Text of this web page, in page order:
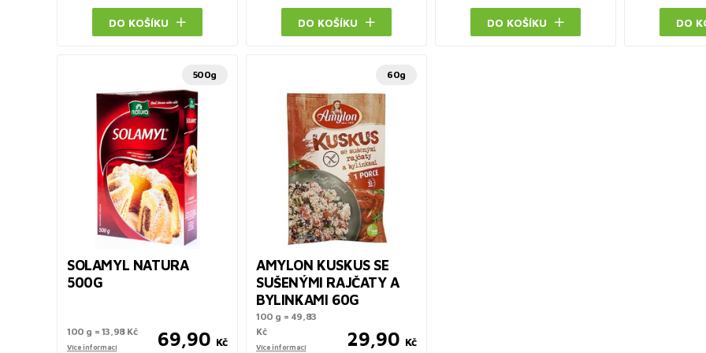
DO KOŠÍKU DO KOŠÍKU DO KOŠÍKU DO
500g
SOLAMYL NATURA
500G
100 g = 13,98 Kč
Více informací 69,90 Kč
60g
AMYLON KUSKUS SE
SUŠENÝMI RAJČATY A
BYLINKAMI 60G
100 g = 49,83
Kč
Více informací 29,90 Kč